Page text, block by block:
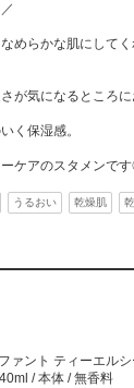
めらかな肌にして
が気になるところに
く保湿感。
ケアのスタメンで
うるおい 乾燥肌
ァント ティーエル
/ 本体 / 無香料